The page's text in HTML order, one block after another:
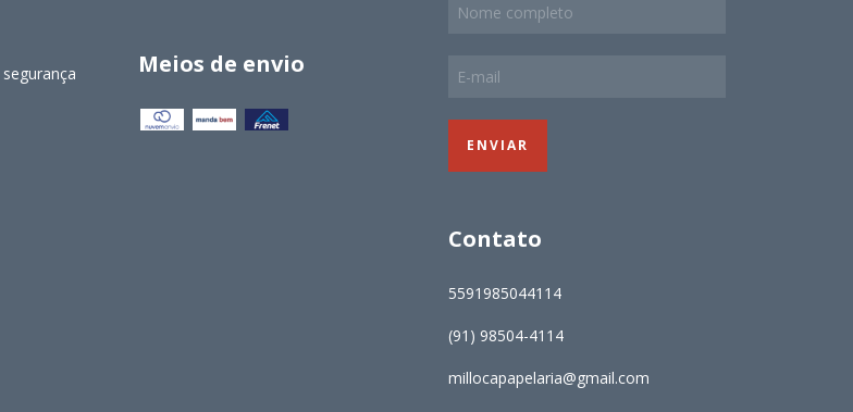
Meios de envio
Contato
5591985044114
(91) 98504-4114
millocapapelaria@gmail.com